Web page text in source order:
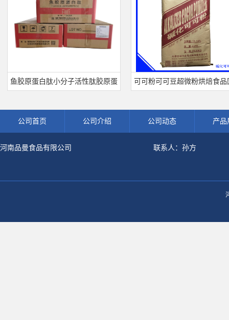
原蛋白肽小分子活性肽胶原蛋 可可粉可可豆超微粉烘焙食品固体
公司首页 公司介绍 公司动态 产品
河南品曼食品有限公司 联系人：孙方